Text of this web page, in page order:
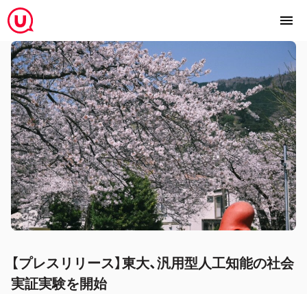
【プレスリリース】東大、汎用型人工知能の社会
実証実験を開始